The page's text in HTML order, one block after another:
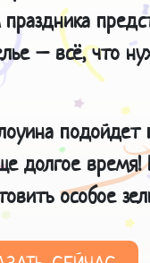
– всё, что
долгое время!
особое